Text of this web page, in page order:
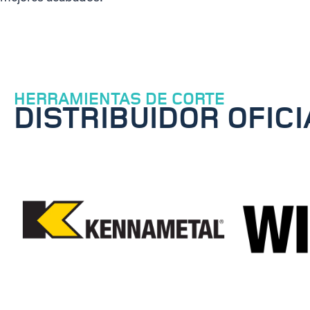
HERRAMIENTAS DE CORTE
DISTRIBUIDOR